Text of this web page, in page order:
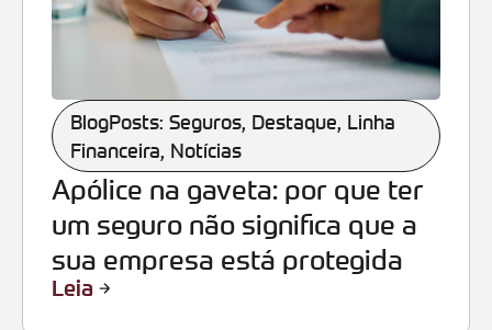
BlogPosts: Seguros, Destaque, Linha
Financeira, Notícias
Apólice na gaveta: por que ter
um seguro não significa que a
sua empresa está protegida
Leia